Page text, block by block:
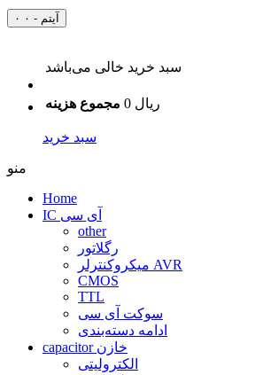
۰ آیتم - ۰
سبد خرید خالی می‌باشد
مجموع هزینه 0 ریال
سبد خرید
منو
Home
IC آی سی
other
رگلاتور
میکروکنترلر AVR
CMOS
TTL
سوکت آی سی
ادامه دسته‌بندی
capacitor خازن
الکترولیتی